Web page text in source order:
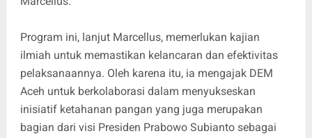
Program ini, lanjut Marcellus, memerlukan kajian
ilmiah untuk memastikan kelancaran dan efektivitas
pelaksanaannya. Oleh karena itu, ia mengajak DEM
Aceh untuk berkolaborasi dalam menyukseskan
inisiatif ketahanan pangan yang juga merupakan
bagian dari visi Presiden Prabowo Subianto sebagai